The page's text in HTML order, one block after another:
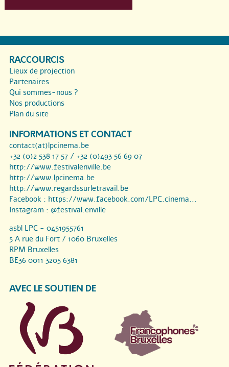
RACCOURCIS
Lieux de projection
Partenaires
Qui sommes-nous ?
Nos productions
Plan du site
INFORMATIONS ET CONTACT
contact(at)lpcinema.be
+32 (0)2 538 17 57 / +32 (0)493 56 69 07
http://www.festivalenville.be
http://www.lpcinema.be
http://www.regardssurletravail.be
Facebook : https://www.facebook.com/LPC.cinema...
Instagram : @festival.enville
asbl LPC - 0451955761
5 A rue du Fort / 1060 Bruxelles
RPM Bruxelles
BE36 0011 3205 6381
AVEC LE SOUTIEN DE